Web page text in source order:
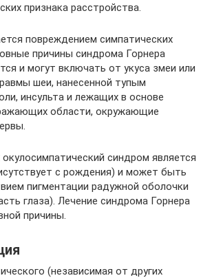
признака расстройства.
повреждением симпатических
причины синдрома Горнера
и могут включать от укуса змеи или
шеи, нанесенной тупым
инсульта и лежащих в основе
области, окружающие
окулосимпатический синдром является
с рождения) и может быть
пигментации радужной оболочки
глаза). Лечение синдрома Горнера
причины.
(независимая от других